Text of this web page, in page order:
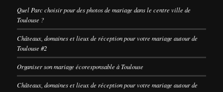
Quel Parc choisir pour des photos de mariage dans le centre ville de
Toulouse ?
Châteaux, domaines et lieux de réception pour votre mariage autour de
Toulouse #2
Organiser son mariage écoresponsable à Toulouse
Châteaux, domaines et lieux de réception pour votre mariage autour de